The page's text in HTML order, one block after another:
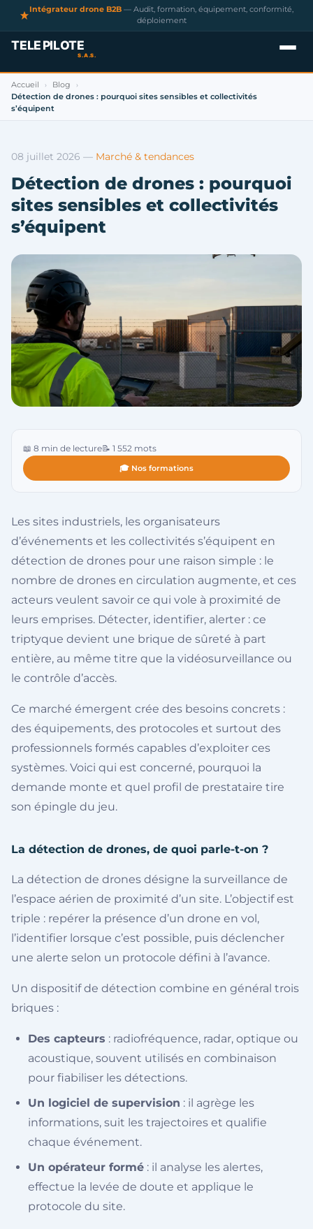
Intégrateur drone B2B — Audit, formation, équipement, conformité,
déploiement
Accueil › Blog ›
Détection de drones : pourquoi sites sensibles et collectivités
s’équipent
08 juillet 2026 — Marché & tendances
Détection de drones : pourquoi
sites sensibles et collectivités
s’équipent
📖 8 min de lecture📝 1 552 mots
🎓 Nos formations
Les sites industriels, les organisateurs
d’événements et les collectivités s’équipent en
détection de drones pour une raison simple : le
nombre de drones en circulation augmente, et ces
acteurs veulent savoir ce qui vole à proximité de
leurs emprises. Détecter, identifier, alerter : ce
triptyque devient une brique de sûreté à part
entière, au même titre que la vidéosurveillance ou
le contrôle d’accès.
Ce marché émergent crée des besoins concrets :
des équipements, des protocoles et surtout des
professionnels formés capables d’exploiter ces
systèmes. Voici qui est concerné, pourquoi la
demande monte et quel profil de prestataire tire
son épingle du jeu.
La détection de drones, de quoi parle-t-on ?
La détection de drones désigne la surveillance de
l’espace aérien de proximité d’un site. L’objectif est
triple : repérer la présence d’un drone en vol,
l’identifier lorsque c’est possible, puis déclencher
une alerte selon un protocole défini à l’avance.
Un dispositif de détection combine en général trois
briques :
Des capteurs : radiofréquence, radar, optique ou
acoustique, souvent utilisés en combinaison
pour fiabiliser les détections.
Un logiciel de supervision : il agrège les
informations, suit les trajectoires et qualifie
chaque événement.
Un opérateur formé : il analyse les alertes,
effectue la levée de doute et applique le
protocole du site.